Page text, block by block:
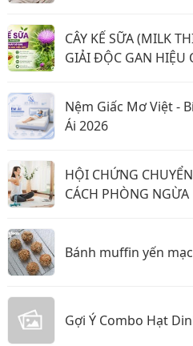
CÂY KẾ SỮA (MILK
GIẢI ĐỘC GAN HIỆU
Nệm Giấc Mơ Việt -
Ái 2026
HỘI CHỨNG
CÁCH PHÒNG
Bánh muffin yến
Gợi Ý Combo Hạt